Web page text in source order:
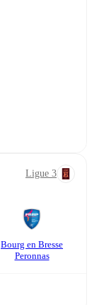
Ligue 3
Bourg en Bresse
Peronnas